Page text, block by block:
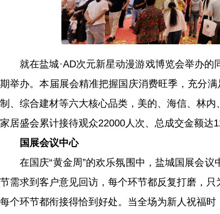
就在盐城·AD次元新星动漫游戏博览会举办
期举办。本届展会精准把握国庆消费旺季，充分
制、综合建材等六大核心品类，美的、海信、林
家居盛会累计接待观众22000人次、总成交金额
国展会议中心
在国庆“黄金周”的欢乐氛围中，盐城国展会
节需求到客户意见回访，每个环节都反复打磨，
每个环节都衔接得恰到好处。当全场为新人祝福